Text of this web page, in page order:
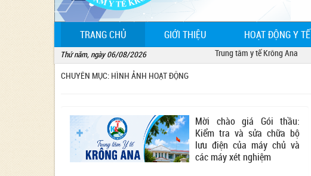
TRANG CHỦ(CURRENT)GIỚI THIỆU HOẠT ĐỘNG Y TẾ
Thứ năm, ngày 06/08/2026
Trung tâm y tế Krông Ana
CHUYÊN MỤC: HÌNH ẢNH HOẠT ĐỘNG
Mời chào giá Gói thầu:
Kiểm tra và sửa chữa bộ
lưu điện của máy chủ và
các máy xét nghiệm